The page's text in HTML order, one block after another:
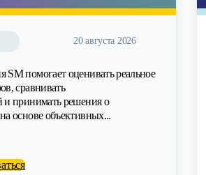
20 августа 2026
SM помогает оценивать реальное
сравнивать
и принимать решения о
основе объективных...